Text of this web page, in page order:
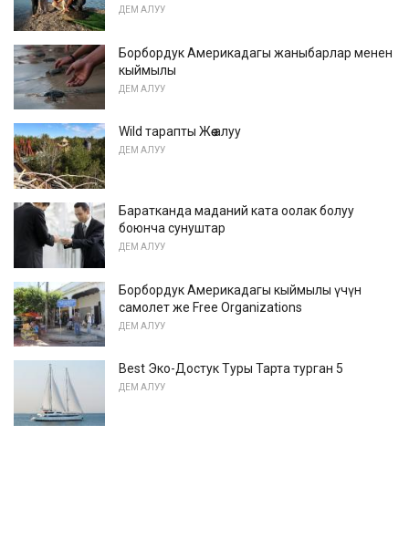
ДЕМ АЛУУ
Борбордук Америкадагы жаныбарлар менен
кыймылы
ДЕМ АЛУУ
Wild тарапты Жөө алуу
ДЕМ АЛУУ
Баратканда маданий ката оолак болуу
боюнча сунуштар
ДЕМ АЛУУ
Борбордук Америкадагы кыймылы үчүн
самолет же Free Organizations
ДЕМ АЛУУ
Best Эко-Достук Туры Тарта турган 5
ДЕМ АЛУУ